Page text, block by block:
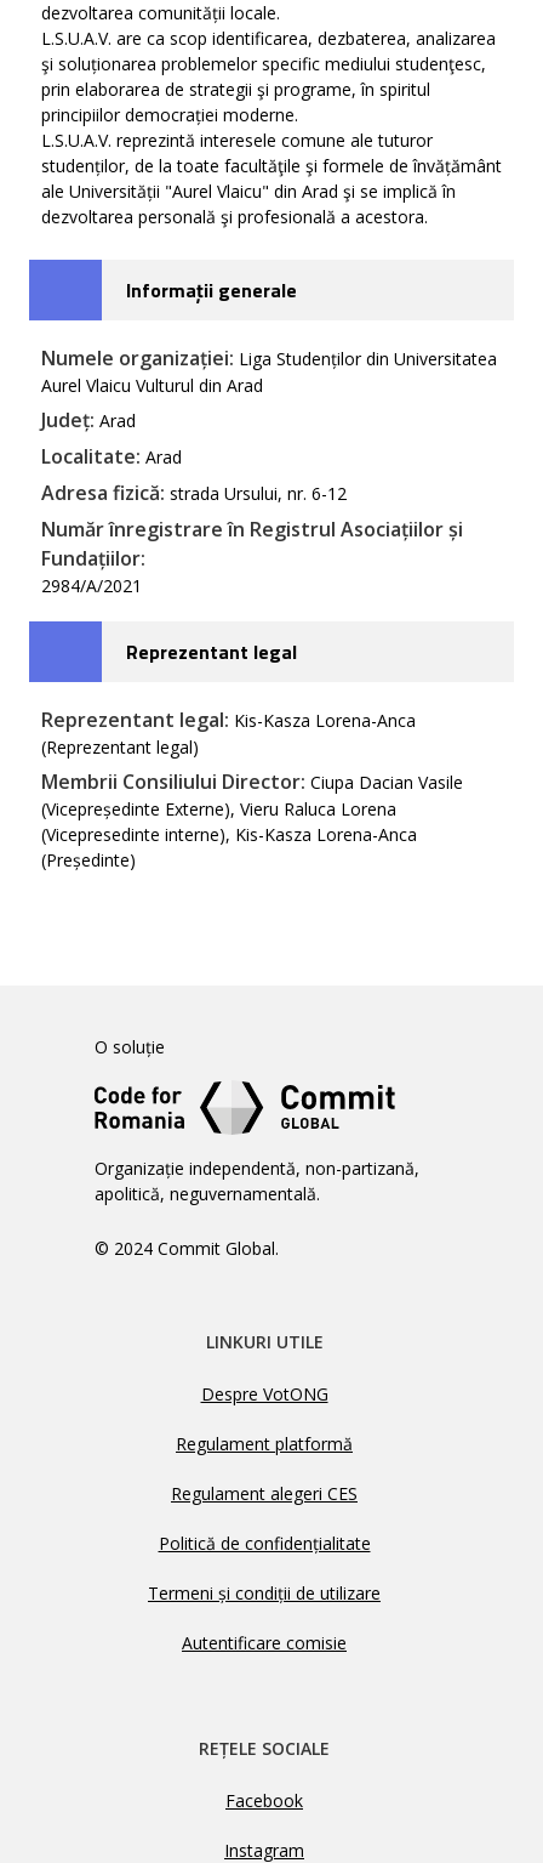
dezvoltarea comunității locale.
L.S.U.A.V. are ca scop identificarea, dezbaterea, analizarea
şi soluționarea problemelor specific mediului studenţesc,
prin elaborarea de strategii şi programe, în spiritul
principiilor democrației moderne.
L.S.U.A.V. reprezintă interesele comune ale tuturor
studenților, de la toate facultăţile şi formele de învățământ
ale Universității "Aurel Vlaicu" din Arad şi se implică în
dezvoltarea personală şi profesională a acestora.
Informații generale
Numele organizației: Liga Studenților din Universitatea
Aurel Vlaicu Vulturul din Arad
Județ: Arad
Localitate: Arad
Adresa fizică: strada Ursului, nr. 6-12
Număr înregistrare în Registrul Asociațiilor și
Fundațiilor:
2984/A/2021
Reprezentant legal
Reprezentant legal: Kis-Kasza Lorena-Anca
(Reprezentant legal)
Membrii Consiliului Director: Ciupa Dacian Vasile
(Vicepreședinte Externe), Vieru Raluca Lorena
(Vicepresedinte interne), Kis-Kasza Lorena-Anca
(Președinte)
O soluție
Organizație independentă, non-partizană,
apolitică, neguvernamentală.
© 2024 Commit Global.
LINKURI UTILE
Despre VotONG
Regulament platformă
Regulament alegeri CES
Politică de confidențialitate
Termeni și condiții de utilizare
Autentificare comisie
REȚELE SOCIALE
Facebook
Instagram